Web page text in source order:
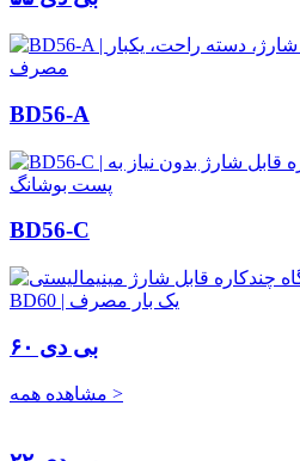
BD56-A
BD56-C
بی دی ۶۰
مشاهده همه >